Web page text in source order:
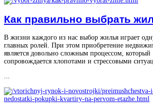
Как правильно выбрать
В жизни каждого из нас выбор жилья играет
главных ролей. При этом приобретение
является довольно сложным процессом, который
сопровождается хлопотами и стрессовыми
...